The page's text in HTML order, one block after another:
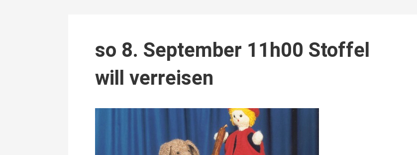
so 8. September 11h00 Stoffel
will verreisen